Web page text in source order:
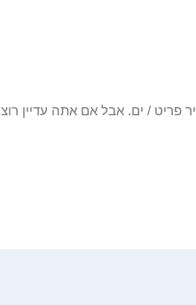
צריך להחזיר פריט / ים. אבל אם אתה